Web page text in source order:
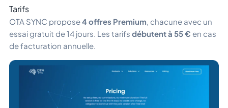
Tarifs
OTA SYNC propose4 offres Premium, chacune avec un
essai gratuit de 14 jours. Les tarifs débutent à 55 € en cas
de facturation annuelle.